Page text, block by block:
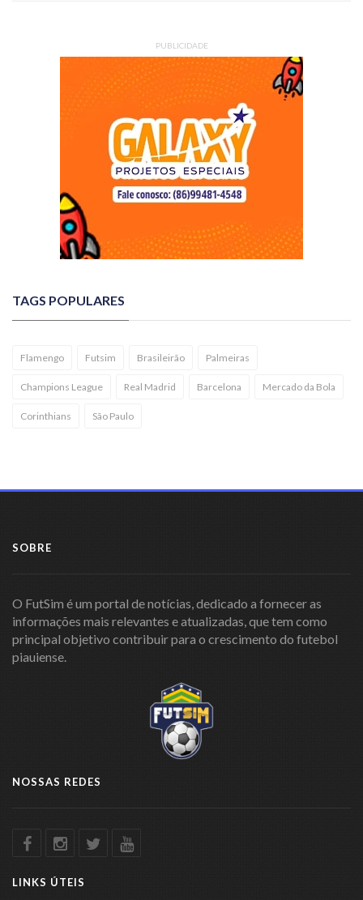
PUBLICIDADE
TAGS POPULARES
Flamengo Futsim Brasileirão Palmeiras
Champions League Real Madrid Barcelona Mercado da Bola
Corinthians São Paulo
SOBRE
O FutSim é um portal de notícias, dedicado a fornecer as
informações mais relevantes e atualizadas, que tem como
principal objetivo contribuir para o crescimento do futebol
piauiense.
NOSSAS REDES
LINKS ÚTEIS